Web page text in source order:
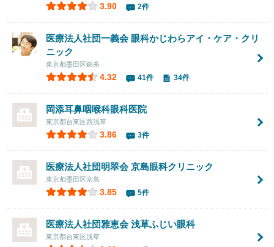
3.90 2件
医療法人社団一義会 眼科かじわらアイ・ケア・クリ
ニック
東京都墨田区錦糸
4.32 41件 34件
岡添耳鼻咽喉科眼科医院
東京都台東区西浅草
3.86 3件
医療法人社団明翠会京島眼科クリニック
東京都墨田区京島
3.85 5件
医療法人社団雅恵会 浅草ふじい眼科
東京都台東区浅草